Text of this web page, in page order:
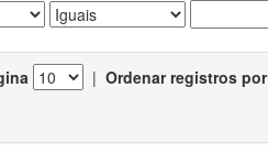
| Ordenar registros por